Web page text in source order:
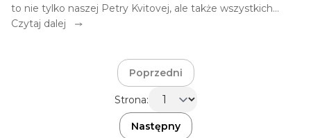
to nie tylko naszej Petry Kvitovej, ale także wszystkich
innych przyszłych matek. To po prostu okres, w którym nie
Prawidłowe odżywianie i ćwiczenia mogą mieć
zdecydowany wpływ na zdrowie zarówno matki, jak i
dziecka, i dobrze jest mieć jasność co do tego, co jest
Czytaj dalej
Poprzedni
Strona:
Następny